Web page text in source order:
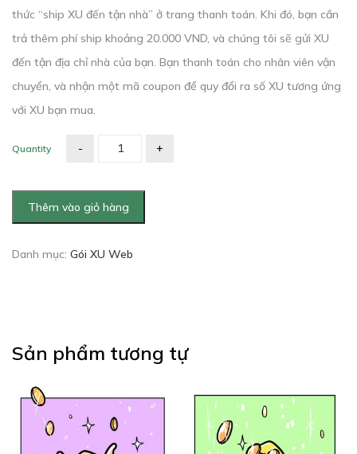
thức “ship XU đến tận nhà” ở trang thanh toán. Khi đó, bạn cần
trả thêm phí ship khoảng 20.000 VND, và chúng tôi sẽ gửi XU
đến tận địa chỉ nhà của bạn. Bạn thanh toán cho nhân viên vận
chuyển, và nhận một mã coupon để quy đổi ra số XU tương ứng
với XU bạn mua.
Quantity
Thêm vào giỏ hàng
Danh mục: Gói XU Web
Sản phẩm tương tự